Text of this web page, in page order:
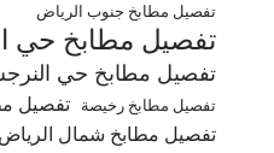
تفصيل مطابخ جنوب الرياض
تفصيل مطابخ حي
تفصيل مطابخ حي
تفصيل مطابخ رخيصة
تفصيل
تفصيل مطابخ شمال الرياض